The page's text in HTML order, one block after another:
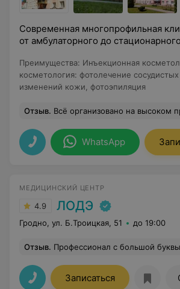
Современная многопрофильная
от амбулаторного до
Преимущества: Инъекционная
косметология: фотолечение
изменений кожи, фотоэпиляция
Отзыв. Всё организовано на высоком профессиональном уровне. Современное медицинское оборудование, опытный квалифицированный персонал, комфортные условия для пациентов – всё это способствовало
WhatsApp
МЕДИЦИНСКИЙ ЦЕНТР
4.9 ЛОДЭ
Гродно, ул. Б.Троицкая, 51 до 19:00
Отзыв. Профессионал с большой буквы, опытный
Записаться